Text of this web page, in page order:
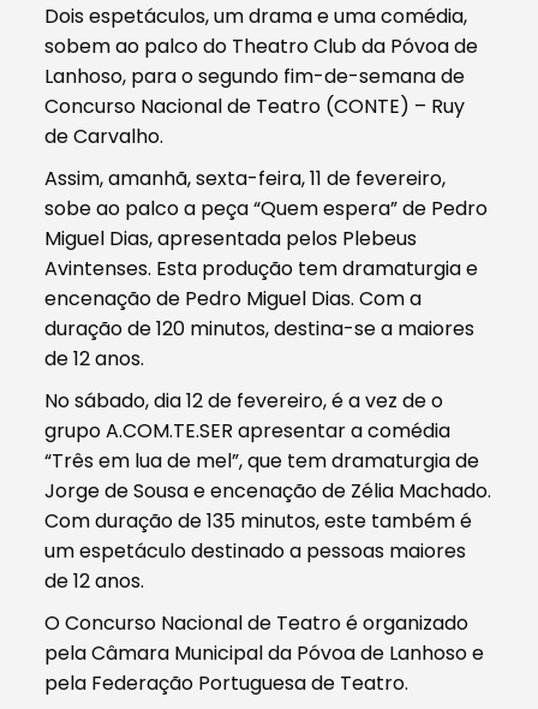
Dois espetáculos, um drama e uma comédia,
sobem ao palco do Theatro Club da Póvoa de
Lanhoso, para o segundo fim-de-semana de
Concurso Nacional de Teatro (CONTE) – Ruy
de Carvalho.
Assim, amanhã, sexta-feira, 11 de fevereiro,
sobe ao palco a peça “Quem espera” de Pedro
Miguel Dias, apresentada pelos Plebeus
Avintenses. Esta produção tem dramaturgia e
encenação de Pedro Miguel Dias. Com a
duração de 120 minutos, destina-se a maiores
de 12 anos.
No sábado, dia 12 de fevereiro, é a vez de o
grupo A.COM.TE.SER apresentar a comédia
“Três em lua de mel”, que tem dramaturgia de
Jorge de Sousa e encenação de Zélia Machado.
Com duração de 135 minutos, este também é
um espetáculo destinado a pessoas maiores
de 12 anos.
O Concurso Nacional de Teatro é organizado
pela Câmara Municipal da Póvoa de Lanhoso e
pela Federação Portuguesa de Teatro.